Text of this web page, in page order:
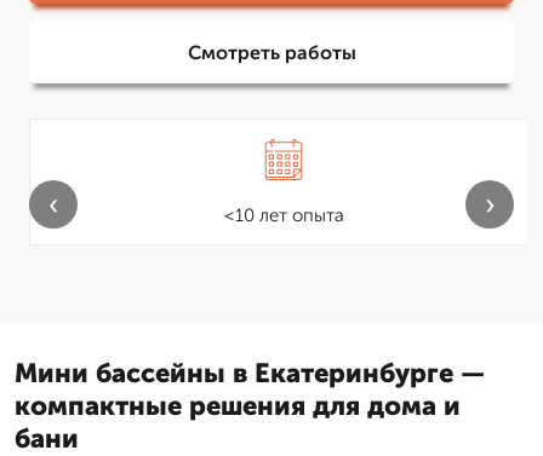
Смотреть работы
<10 лет опыта
‹ ›
Мини бассейны в Екатеринбурге —
компактные решения для дома и
бани